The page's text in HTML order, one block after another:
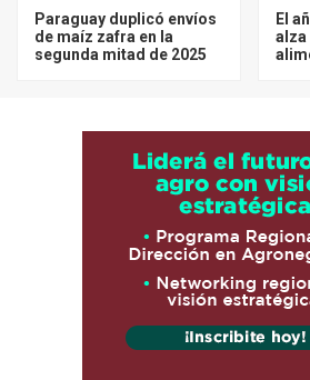
Paraguay duplicó envíos
de maíz zafra en la
segunda mitad de 2025
El
alza